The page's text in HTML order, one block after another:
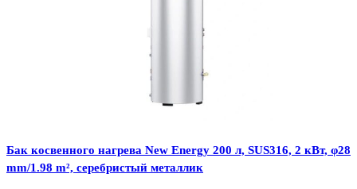
Бак косвенного нагрева New Energy 200 л, SUS316, 2 кВт, φ28
mm/1.98 m², серебристый металлик